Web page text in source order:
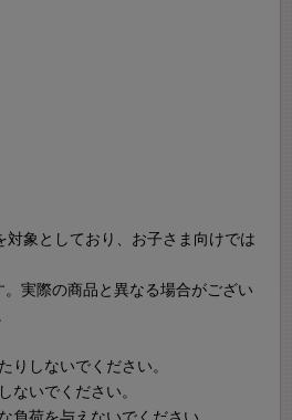
象としており、お子さま向けでは
実際の商品と異なる場合がござい
りしないでください。
ないでください。